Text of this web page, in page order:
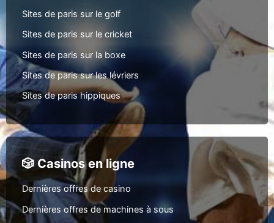
Sites de paris sur le golf
Sites de paris sur le cricket
Sites de paris sur la boxe
Sites de paris sur les lévriers
Sites de paris hippiques
🎲 Casinos en ligne
Dernières offres de casino
Dernières offres de machines à sous